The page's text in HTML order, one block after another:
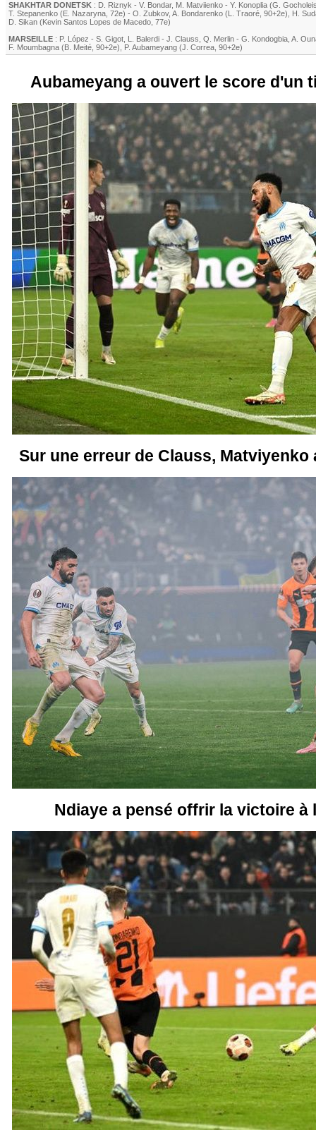
SHAKHTAR DONETSK : D. Riznyk - V. Bondar, M. Matviienko - Y. Konoplia (G.
T. Stepanenko (E. Nazaryna , 72e) - O. Zubkov, A. Bondarenko (L. Traoré , 90+2e)
H.
D. Sikan (Kevin Santos Lopes de Macedo, 77e)
MARSEILLE : P. López - S. Gigot L. Balerdi - J. Clauss Q. Merlin - G. Kondogbia A.
F. Moumbagna (B. Meité , 90+2e) P. Aubameyang (J. Correa , 90+2e)
Aubameyang a ouvert le score d'un
Sur une erreur de Clauss, Matviyenko
Ndiaye a pensé offrir la victoire à